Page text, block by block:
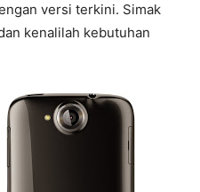
versi terkini. Simak
kenalilah kebutuhan